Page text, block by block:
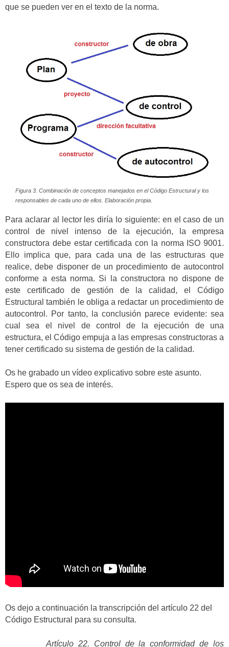
que se pueden ver en el texto de la norma.
Figura 3. Combinación de conceptos manejados en el Código Estructural y los
responsables de cada uno de ellos. Elaboración propia.
Para aclarar al lector les diría lo siguiente: en el caso de un
control de nivel intenso de la ejecución, la empresa
constructora debe estar certificada con la norma ISO 9001.
Ello implica que, para cada una de las estructuras que
realice, debe disponer de un procedimiento de autocontrol
conforme a esta norma. Si la constructora no dispone de
este certificado de gestión de la calidad, el Código
Estructural también le obliga a redactar un procedimiento de
autocontrol. Por tanto, la conclusión parece evidente: sea
cual sea el nivel de control de la ejecución de una
estructura, el Código empuja a las empresas constructoras a
tener certificado su sistema de gestión de la calidad.
Os he grabado un vídeo explicativo sobre este asunto.
Espero que os sea de interés.
Os dejo a continuación la transcripción del artículo 22 del
Código Estructural para su consulta.
Artículo 22. Control de la conformidad de los